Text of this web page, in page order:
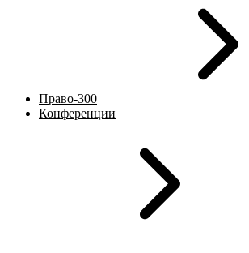
Право-300
Конференции